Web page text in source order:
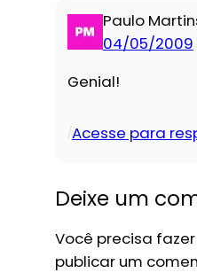
Paulo
04/05/2009
Genial!
/Acesse para
Deixe um
Você precisa
publicar um